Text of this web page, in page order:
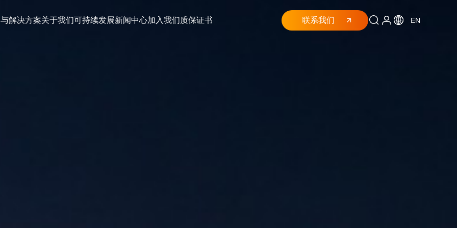
解决方案关于我们可持续发展新闻中心加入我们质保证书 联系我们 EN